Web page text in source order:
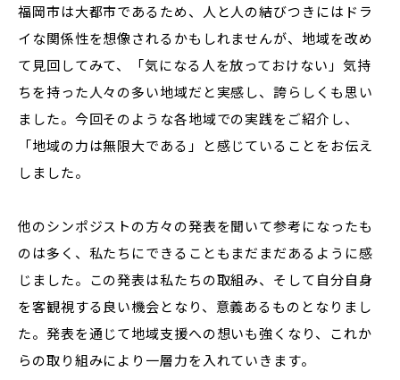
福岡市は大都市であるため、人と人の結びつきにはドラ
イな関係性を想像されるかもしれませんが、地域を改め
て見回してみて、「気になる人を放っておけない」気持
ちを持った人々の多い地域だと実感し、誇らしくも思い
ました。今回そのような各地域での実践をご紹介し、
「地域の力は無限大である」と感じていることをお伝え
しました。
他のシンポジストの方々の発表を聞いて参考になったも
のは多く、私たちにできることもまだまだあるように感
じました。この発表は私たちの取組み、そして自分自身
を客観視する良い機会となり、意義あるものとなりまし
た。発表を通じて地域支援への想いも強くなり、これか
らの取り組みにより一層力を入れていきます。